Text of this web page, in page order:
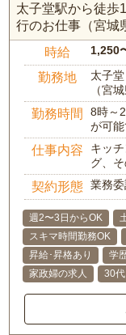
太子堂駅から徒歩
行のお仕事（宮城
時給 1,250
勤務地
太子
（宮
勤務時間
8時～
が可
仕事内容
キッ
グ、
契約形態 業務委
週2〜3日からOK
スキマ時間勤務OK
昇給･昇格あり
学
家政婦の求人
30